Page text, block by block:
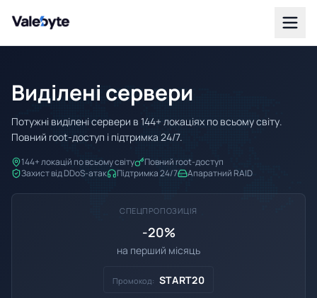
Valebyte
Виділені сервери
Потужні виділені сервери в 144+ локаціях по всьому світу.
Повний root-доступ і підтримка 24/7.
144+ локацій по всьому світу
Повний root-доступ
Захист від DDoS-атак
Підтримка 24/7 Апаратний RAID
СПЕЦПРОПОЗИЦІЯ
-20%
на перший місяць
Промокод: START20